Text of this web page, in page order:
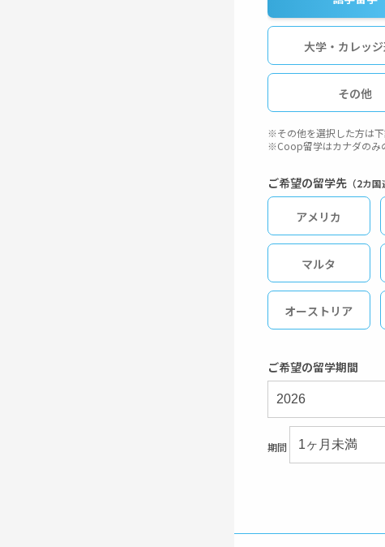
大学・カレッ
その他
※その他を選択した方は下
※Coop留学はカナダのみ
ご希望の留学先（2カ国
アメリカ
マルタ
オーストリア
英語圏
ご希望の留学期間
期間